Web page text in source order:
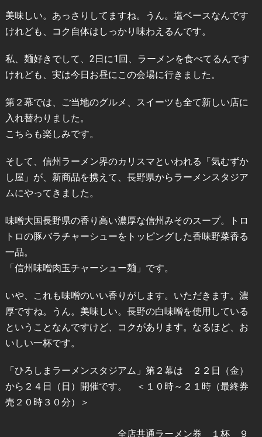
美味しい。あっさりしてますね。うん。塩ベースなんです
けれども、コク自体はしっかり味わえるんです。
私、麺好きでして、2日に1回、ラーメンを食べてるんです
けれども、実は今日お昼にこの会場に行きました。
第２幕では、ご当地のグルメ、スイーツも全て新しい店に
入れ替わりました。
こちらも楽しみです。
そして、信州ラーメン界のカリスマといわれる「気むずか
し屋」が、新商品を携えて、長野県からラーメンスタジア
ムにやってきました。
味噌大国長野県の香り高い濃厚な信州みそのスープ。トロ
トロの豚バラチャーシューをトッピングした香味野菜香る
一品。
「信州味噌肉玉チャーシュー麺」です。
いや、これも味噌のいい香りがします。いただきます。濃
厚ですね。うん。美味しい。長野の白味噌を使用している
ということなんですけど、コクがあります。なるほど、お
いしい一杯です。
「ひろしまラーメンスタジアム」第２幕は ２２日（金）
から２４日（日）開催です。 ＜１０時～２１時（最終券
売２０時３０分）＞
全店共通ラーメン券 １杯 ９